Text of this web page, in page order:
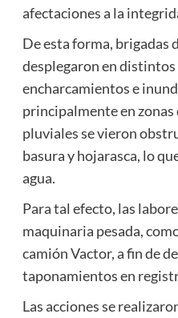
afectaciones a la
De esta forma, brigadas
desplegaron en
encharcamientos e
principalmente en
pluviales se vieron
basura y hojarasca, lo
agua.
Para tal efecto, las
maquinaria pesada,
camión Vactor, a fin de
taponamientos en
Las acciones se